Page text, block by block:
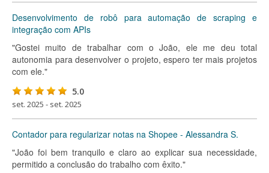
Desenvolvimento de robô para automação de scraping e
integração com APIs
"Gostei muito de trabalhar com o João, ele me deu total
autonomia para desenvolver o projeto, espero ter mais projetos
com ele."
5.0
set. 2025 - set. 2025
Contador para regularizar notas na Shopee - Alessandra S.
"João foi bem tranquilo e claro ao explicar sua necessidade,
permitido a conclusão do trabalho com êxito."